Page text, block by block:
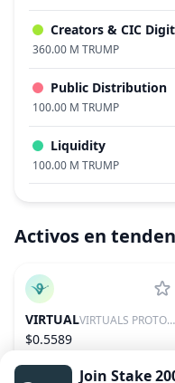
Creators & CIC
360.00 M TRUMP
Public Distribution
100.00 M TRUMP
Liquidity
100.00 M TRUMP
Activos en
VIRTUAL VIRTUALS PROTOCOL
$0.5589
Join Stake